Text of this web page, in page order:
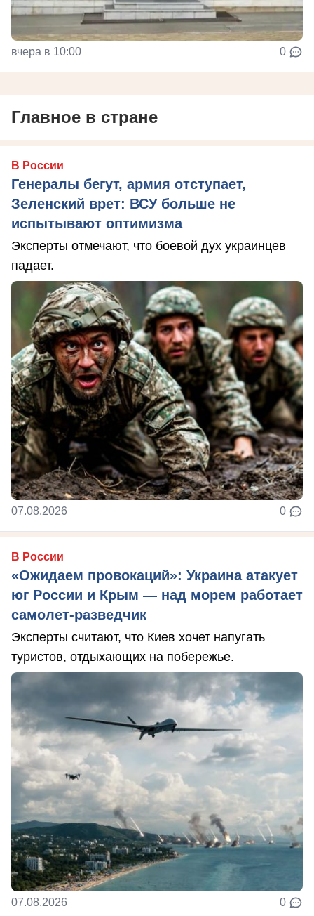
вчера в 10:00 0
Главное в стране
В России
Генералы бегут, армия отступает,
Зеленский врет: ВСУ больше не
испытывают оптимизма
Эксперты отмечают, что боевой дух украинцев
падает.
07.08.2026 0
В России
«Ожидаем провокаций»: Украина атакует
юг России и Крым — над морем работает
самолет-разведчик
Эксперты считают, что Киев хочет напугать
туристов, отдыхающих на побережье.
07.08.2026 0